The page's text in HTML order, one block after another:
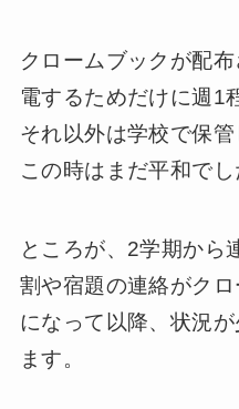
クロームブックが配
電するためだけに週1
それ以外は学校で保管
この時はまだ平和でし
ところが、2学期から
割や宿題の連絡がク
になって以降、状況
ます。